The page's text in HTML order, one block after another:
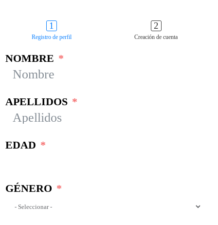
Registro de perfil Creación de cuenta
NOMBRE
APELLIDOS
EDAD
GÉNERO